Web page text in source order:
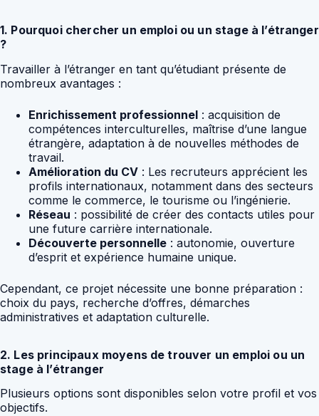
1. Pourquoi chercher un emploi ou un stage à l’étranger
?
Travailler à l’étranger en tant qu’étudiant présente de
nombreux avantages :
Enrichissement professionnel : acquisition de
compétences interculturelles, maîtrise d’une langue
étrangère, adaptation à de nouvelles méthodes de
travail.
Amélioration du CV : Les recruteurs apprécient les
profils internationaux, notamment dans des secteurs
comme le commerce, le tourisme ou l’ingénierie.
Réseau : possibilité de créer des contacts utiles pour
une future carrière internationale.
Découverte personnelle : autonomie, ouverture
d’esprit et expérience humaine unique.
Cependant, ce projet nécessite une bonne préparation :
choix du pays, recherche d’offres, démarches
administratives et adaptation culturelle.
2. Les principaux moyens de trouver un emploi ou un
stage à l’étranger
Plusieurs options sont disponibles selon votre profil et vos
objectifs.